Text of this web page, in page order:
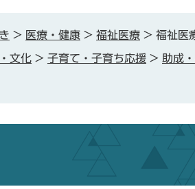
> 医療・健康 > 福祉医療 > 福祉医
文化 > 子育て・子育ち応援 > 助成